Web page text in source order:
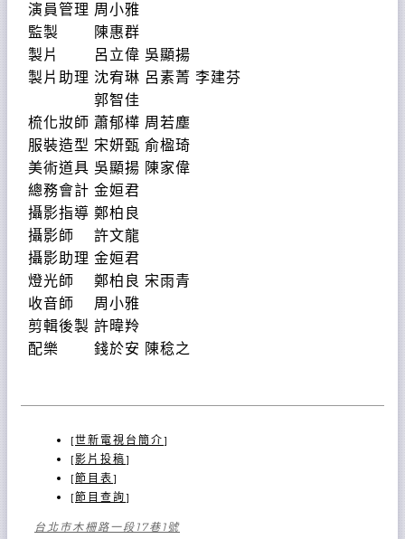
演員管理 周小雅
監製 陳惠群
製片 呂立偉 吳顯揚
製片助理 沈宥琳 呂素菁 李建芬
郭智佳
梳化妝師 蕭郁樺 周若塵
服裝造型 宋妍甄 俞楹琦
美術道具 吳顯揚 陳家偉
總務會計 金姮君
攝影指導 鄭柏良
攝影師 許文龍
攝影助理 金姮君
燈光師 鄭柏良 宋雨青
收音師 周小雅
剪輯後製 許暐羚
配樂 錢於安 陳稔之
[世新電視台簡介]
[影片投稿]
[節目表]
[節目查詢]
台北市木柵路一段17巷1號